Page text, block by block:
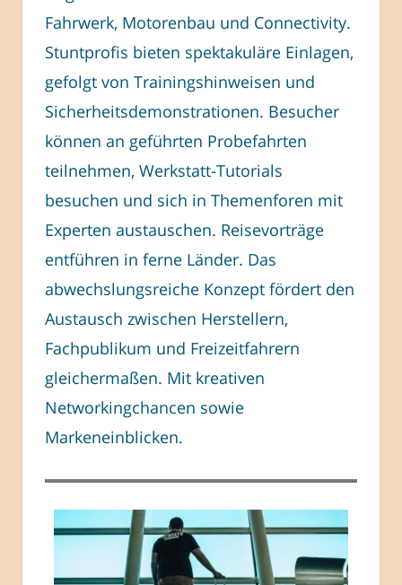
Fahrwerk, Motorenbau und Connectivity.
Stuntprofis bieten spektakuläre Einlagen,
gefolgt von Trainingshinweisen und
Sicherheitsdemonstrationen. Besucher
können an geführten Probefahrten
teilnehmen, Werkstatt-Tutorials
besuchen und sich in Themenforen mit
Experten austauschen. Reisevorträge
entführen in ferne Länder. Das
abwechslungsreiche Konzept fördert den
Austausch zwischen Herstellern,
Fachpublikum und Freizeitfahrern
gleichermaßen. Mit kreativen
Networkingchancen sowie
Markeneinblicken.